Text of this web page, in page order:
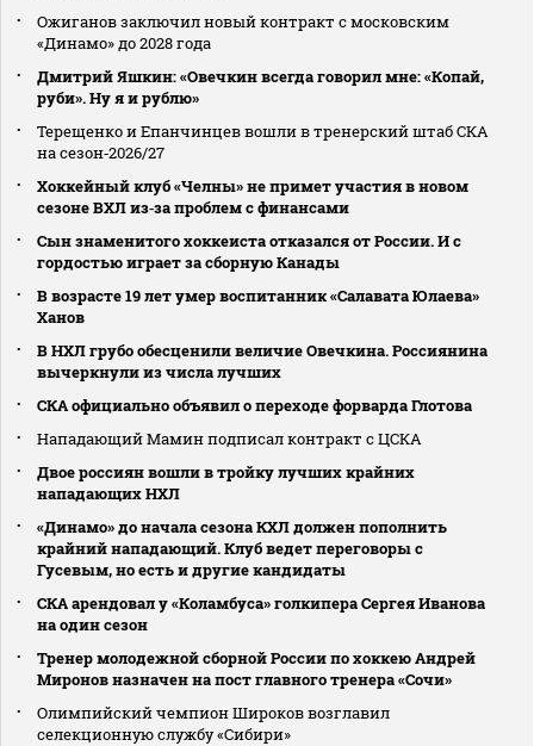
Ожиганов заключил новый контракт с московским
«Динамо» до 2028 года
Дмитрий Яшкин: «Овечкин всегда говорил мне: «Копай,
руби». Ну я и рублю»
Терещенко и Епанчинцев вошли в тренерский штаб СКА
на сезон‑2026/27
Хоккейный клуб «Челны» не примет участия в новом
сезоне ВХЛ из‑за проблем с финансами
Сын знаменитого хоккеиста отказался от России. И с
гордостью играет за сборную Канады
В возрасте 19 лет умер воспитанник «Салавата Юлаева»
Ханов
В НХЛ грубо обесценили величие Овечкина. Россиянина
вычеркнули из числа лучших
СКА официально объявил о переходе форварда Глотова
Нападающий Мамин подписал контракт с ЦСКА
Двое россиян вошли в тройку лучших крайних
нападающих НХЛ
«Динамо» до начала сезона КХЛ должен пополнить
крайний нападающий. Клуб ведет переговоры с
Гусевым, но есть и другие кандидаты
СКА арендовал у «Коламбуса» голкипера Сергея Иванова
на один сезон
Тренер молодежной сборной России по хоккею Андрей
Миронов назначен на пост главного тренера «Сочи»
Олимпийский чемпион Широков возглавил
селекционную службу «Сибири»